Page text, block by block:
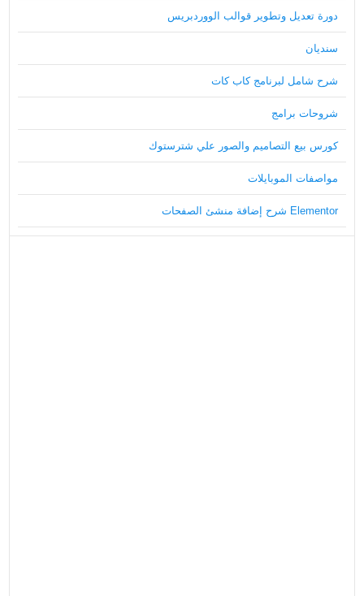
دورة تعديل وتطوير قوالب الووردبريس
سنديان
شرح شامل لبرنامج كاب كات
شروحات برامج
كورس بيع التصاميم والصور علي شترستوك
مواصفات الموبايلات
Elementor شرح إضافة منشئ الصفحات